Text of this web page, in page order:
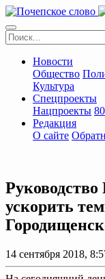
Новости
Общество
Культура
Спецпроекты
Нацпроекты
Редакция
О сайте
Руководство
ускорить
14 сентября 2018,